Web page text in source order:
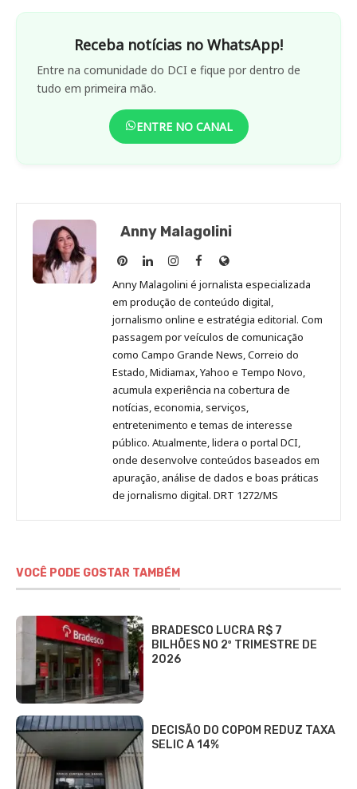
Receba notícias no WhatsApp!
Entre na comunidade do DCI e fique por dentro de
tudo em primeira mão.
ENTRE NO CANAL
Anny Malagolini
Anny
Malagolini
no
Pinterest
Anny
Malagolini
no
LinkedIn
Anny
Malagolini
no
Instagram
Anny
Malagolini
no
Facebook
Site
de
Anny
Malagolini
Anny Malagolini é jornalista especializada
em produção de conteúdo digital,
jornalismo online e estratégia editorial. Com
passagem por veículos de comunicação
como Campo Grande News, Correio do
Estado, Midiamax, Yahoo e Tempo Novo,
acumula experiência na cobertura de
notícias, economia, serviços,
entretenimento e temas de interesse
público. Atualmente, lidera o portal DCI,
onde desenvolve conteúdos baseados em
apuração, análise de dados e boas práticas
de jornalismo digital. DRT 1272/MS
VOCÊ PODE GOSTAR TAMBÉM
BRADESCO LUCRA R$ 7
BILHÕES NO 2º TRIMESTRE DE
2026
DECISÃO DO COPOM REDUZ TAXA
SELIC A 14%